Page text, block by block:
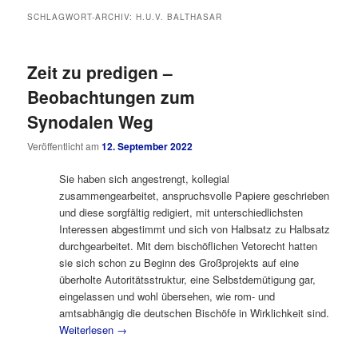
SCHLAGWORT-ARCHIV:H.U.V. BALTHASAR
Zeit zu predigen –
Beobachtungen zum
Synodalen Weg
Veröffentlicht am12. September 2022
Sie haben sich angestrengt, kollegial
zusammengearbeitet, anspruchsvolle Papiere geschrieben
und diese sorgfältig redigiert, mit unterschiedlichsten
Interessen abgestimmt und sich von Halbsatz zu Halbsatz
durchgearbeitet. Mit dem bischöflichen Vetorecht hatten
sie sich schon zu Beginn des Großprojekts auf eine
überholte Autoritätsstruktur, eine Selbstdemütigung gar,
eingelassen und wohl übersehen, wie rom- und
amtsabhängig die deutschen Bischöfe in Wirklichkeit sind.
Weiterlesen →